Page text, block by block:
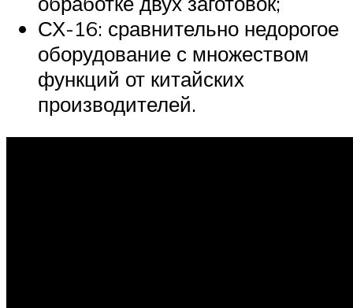
СХ-16: сравнительно недорогое
оборудование с множеством
функций от китайских
производителей.